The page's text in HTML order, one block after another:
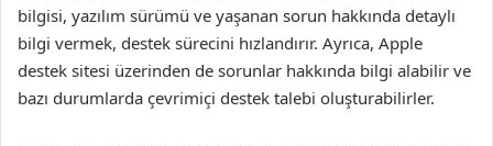
bilgisi, yazılım sürümü ve yaşanan sorun hakkında detaylı
bilgi vermek, destek sürecini hızlandırır. Ayrıca, Apple
destek sitesi üzerinden de sorunlar hakkında bilgi alabilir ve
bazı durumlarda çevrimiçi destek talebi oluşturabilirler.